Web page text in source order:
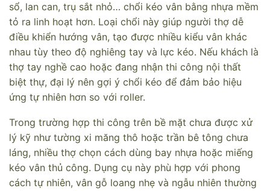
sổ, lan can, trụ sắt nhỏ… chổi kéo vân bằng nhựa mềm
tỏ ra linh hoạt hơn. Loại chổi này giúp người thợ dễ
điều khiển hướng vân, tạo được nhiều kiểu vân khác
nhau tùy theo độ nghiêng tay và lực kéo. Nếu khách là
thợ tay nghề cao hoặc đang nhận thi công nội thất
biệt thự, đại lý nên gợi ý chổi kéo để đảm bảo hiệu
ứng tự nhiên hơn so với roller.
Trong trường hợp thi công trên bề mặt chưa được xử
lý kỹ như tường xi măng thô hoặc trần bê tông chưa
láng, nhiều thợ chọn cách dùng bay nhựa hoặc miếng
kéo vân thủ công. Dụng cụ này phù hợp với phong
cách tự nhiên, vân gỗ loang nhẹ và ngẫu nhiên thường